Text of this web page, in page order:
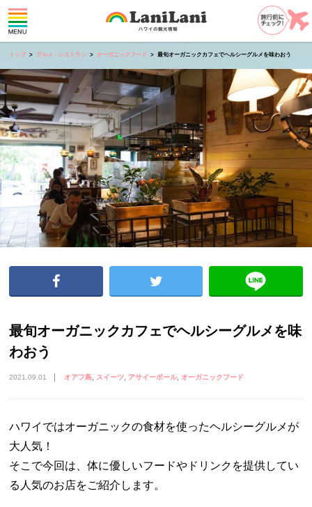
トップ グルメ・レストラン オーガニックフード 最旬オーガニックカフェでヘルシーグルメを味わおう
最旬オーガニックカフェでヘルシーグルメを味
わおう
2021.09.01 オアフ島 スイーツ アサイーボール オーガニックフード
ハワイではオーガニックの食材を使ったヘルシーグルメが
大人気！
そこで今回は、体に優しいフードやドリンクを提供してい
る人気のお店をご紹介します。